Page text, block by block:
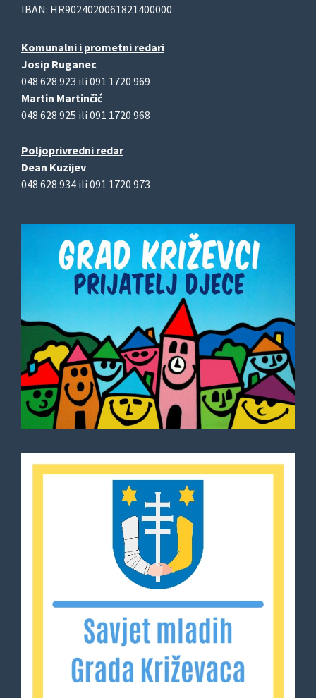
IBAN: HR9024020061821400000
Komunalni i prometni redari
Josip Ruganec
048 628 923 ili 091 1720 969
Martin Martinčić
048 628 925 ili 091 1720 968
Poljoprivredni redar
Dean Kuzijev
048 628 934 ili 091 1720 973